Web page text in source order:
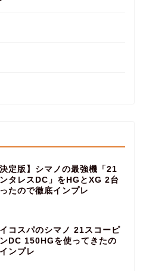
決定版】シマノの最強機「21
タレスDC」をHGとXG 2台
たので徹底インプレ
コスパのシマノ 21スコーピ
DC 150HGを使ってきたの
ンプレ